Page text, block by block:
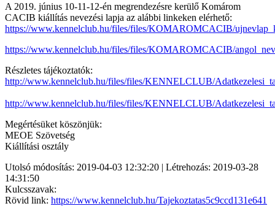
A 2019. június 10-11-12-én megrendezésre kerülő Komárom
CACIB kiállítás nevezési lapja az alábbi linkeken elérhető:
https://www.kennelclub.hu/files/files/KOMAROMCACIB/
https://www.kennelclub.hu/files/files/KOMAROMCACIB/
Részletes tájékoztatók:
http://www.kennelclub.hu/files/files/KENNELCLUB/
http://www.kennelclub.hu/files/files/KENNELCLUB/
Megértésüket köszönjük:
MEOE Szövetség
Kiállítási osztály
Utolsó módosítás: 2019-04-03 12:32:20 | Létrehozás: 2019-03-28
14:31:50
Kulcsszavak:
Rövid link: https://www.kennelclub.hu/Tajekoztatas5c9ccd131e641